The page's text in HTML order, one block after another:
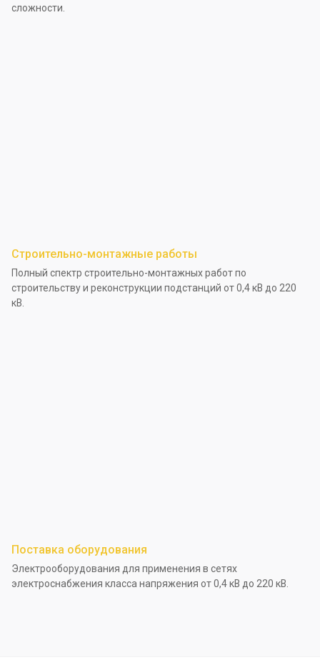
сложности.
Строительно-монтажные работы
Полный спектр строительно-монтажных работ по
строительству и реконструкции подстанций от 0,4 кВ до 220
кВ.
Поставка оборудования
Электрооборудования для применения в сетях
электроснабжения класса напряжения от 0,4 кВ до 220 кВ.